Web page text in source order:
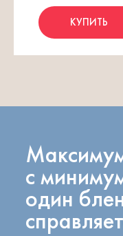
КУПИТЬ
с
один